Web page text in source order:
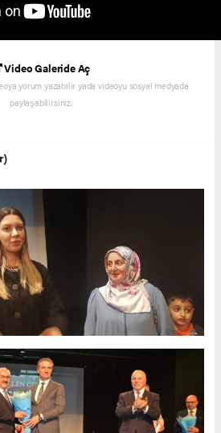
Video Galeride Aç
yorum yazabilir yada videoyu sosyal medyada
paylaşabilirsiniz.